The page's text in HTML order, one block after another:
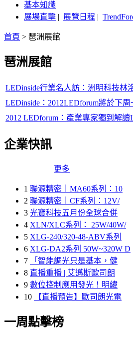
基本知識
展場直擊 | 展覽日程 |
首頁 > 琶洲展館
琶洲展館
LEDinside行業名人訪：洲明科技林
LEDinside：2012LEDforum將於下
2012 LEDforum：產業專家獨到解
企業快訊
更多
1 聯源精密｜MA60系列：10
2 聯源精密｜CF系列：12V/
3 光寶科技五月份全球合併
4 XLN/XLC系列： 25W/40W/
5 XLG-240/320-48-ABV系列
6 XLG-DA2系列 50W~320W D
7
「智能調光只是基本，健
8 直播重播 | 艾邁斯歐司朗
9 數位控制應用發光！明緯
10
【直播預告】歐司朗光電
一周點擊榜